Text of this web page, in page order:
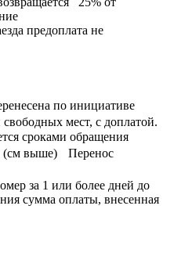
предоплата не
по инициативе
мест, с доплатой.
сроками обращения
(см выше) Перенос
за 1 или более дней до
сумма оплаты, внесенная